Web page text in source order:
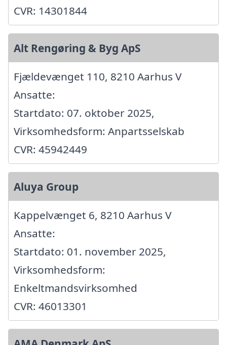
CVR: 14301844
Alt Rengøring & Byg ApS
Fjældevænget 110, 8210 Aarhus V
Ansatte:
Startdato: 07. oktober 2025,
Virksomhedsform: Anpartsselskab
CVR: 45942449
Aluya Group
Kappelvænget 6, 8210 Aarhus V
Ansatte:
Startdato: 01. november 2025,
Virksomhedsform:
Enkeltmandsvirksomhed
CVR: 46013301